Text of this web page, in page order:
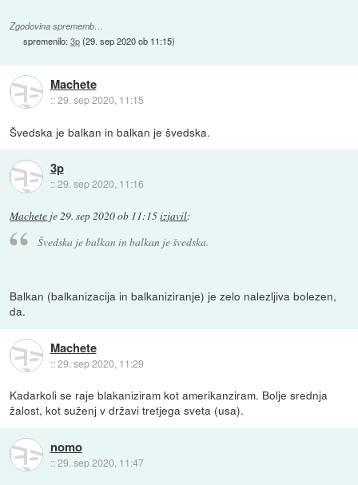
Zgodovina sprememb…
spremenilo:3p(29. sep 2020 ob 11:15)
Machete
::29. sep 2020, 11:15
Švedska je balkan in balkan je švedska.
3p
::29. sep 2020, 11:16
Machete je29. sep 2020 ob 11:15izjavil:
Švedska je balkan in balkan je švedska.
Balkan (balkanizacija in balkaniziranje) je zelo nalezljiva bolezen,
da.
Machete
::29. sep 2020, 11:29
Kadarkoli se raje blakaniziram kot amerikanziram. Bolje srednja
žalost, kot suženj v državi tretjega sveta (usa).
nomo
::29. sep 2020, 11:47